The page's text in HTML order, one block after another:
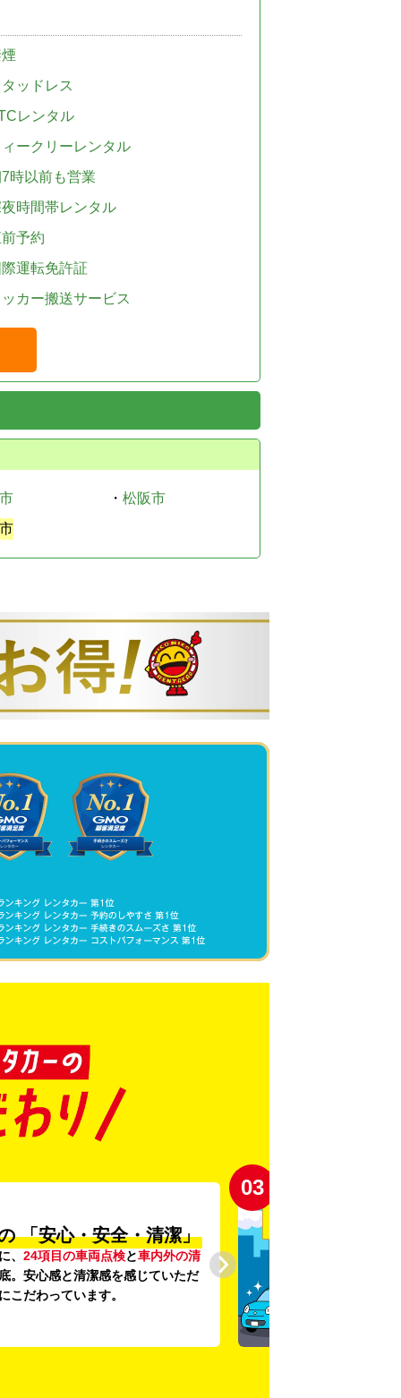
ッドレス
レンタル
ークリーレンタル
時以前も営業
時間帯レンタル
予約
運転免許証
カー搬送サービス
・ 松阪市
「安心・安全・清潔」
、 24項目の車両点検と車内外の清
。安心感と清潔感を感じていただ
こだわっています。
03